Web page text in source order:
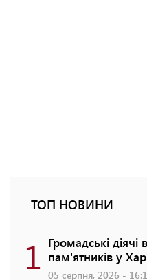
ТОП НОВИНИ
1 Громадські
пам'ятників у
05 серпня, 2026 -